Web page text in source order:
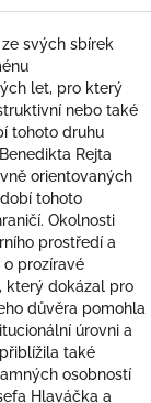
svých sbírek
let, pro který
nebo také
tohoto druhu
Rejta
orientovaných
tohoto
Okolnosti
prostředí a
o prozíravé
který dokázal pro
důvěra pomohla
úrovni a
také
osobností
Hlaváčka a